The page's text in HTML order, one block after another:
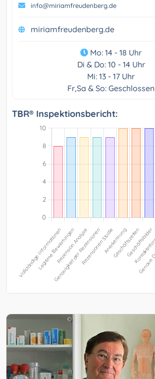
info@miriamfreudenberg.de
miriamfreudenberg.de
Mo: 14 - 18 Uhr
Di & Do: 10 - 14 Uhr
Mi: 13 - 17 Uhr
Fr,Sa & So: Geschlossen
TBR® Inspektionsbericht: